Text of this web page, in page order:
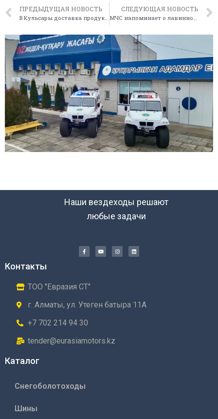
ПРЕДЫДУЩАЯ НОВОСТЬ
В Кульсары доставка продуктов и лекарств на зимовки ведется регулярно
СЛЕДУЮЩАЯ НОВОСТЬ
МЧС напоминает о лавинной опасности !
Наши вездеходы решают
любые задачи
Контакты
ТОО "Евразия СТ"
г. Алматы, ул. Утеген батыра 11А
+7 702 214 94 30
tender@eurasiamotors.kz
Каталог
Снегоболотоходы
Шины